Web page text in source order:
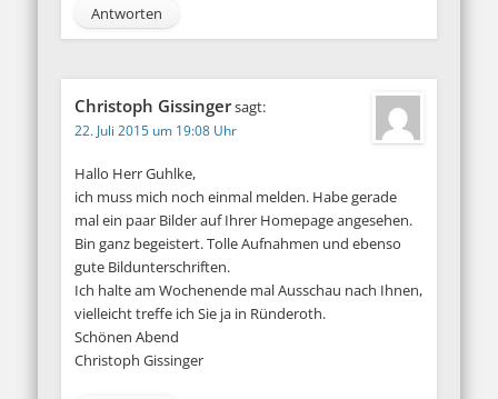
Antworten
Christoph Gissingersagt:
22. Juli 2015 um 19:08 Uhr
Hallo Herr Guhlke,
ich muss mich noch einmal melden. Habe gerade
mal ein paar Bilder auf Ihrer Homepage angesehen.
Bin ganz begeistert. Tolle Aufnahmen und ebenso
gute Bildunterschriften.
Ich halte am Wochenende mal Ausschau nach Ihnen,
vielleicht treffe ich Sie ja in Ründeroth.
Schönen Abend
Christoph Gissinger